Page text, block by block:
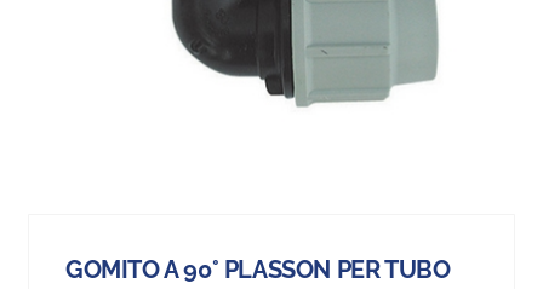
GOMITO A 90° PLASSON PER TUBO